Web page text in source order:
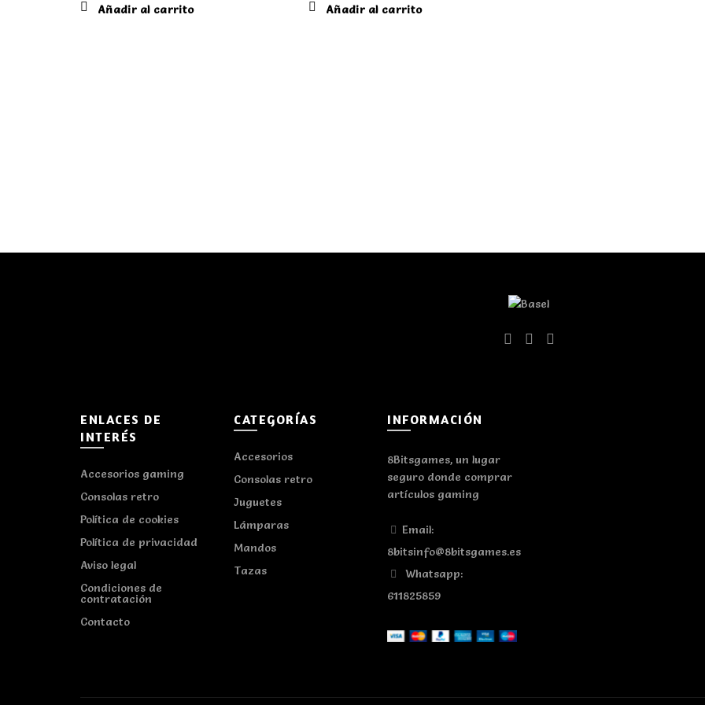
Añadir al carrito Añadir al carrito
ENLACES DE
INTERÉS
Accesorios gaming
Consolas retro
Política de cookies
Política de privacidad
Aviso legal
Condiciones de
contratación
Contacto
CATEGORÍAS
Accesorios
Consolas retro
Juguetes
Lámparas
Mandos
Tazas
INFORMACIÓN
8Bitsgames, un lugar
seguro donde comprar
artículos gaming
Email:
8bitsinfo@8bitsgames.es
Whatsapp:
611825859